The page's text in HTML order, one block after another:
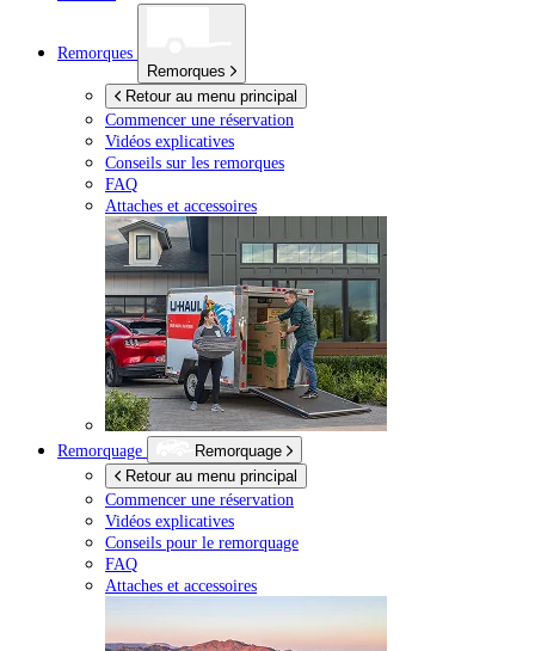
Remorques
Remorques
Retour au menu principal
Commencer une réservation
Vidéos explicatives
Conseils sur les remorques
FAQ
Attaches et accessoires
Remorquage
Remorquage
Retour au menu principal
Commencer une réservation
Vidéos explicatives
Conseils pour le remorquage
FAQ
Attaches et accessoires